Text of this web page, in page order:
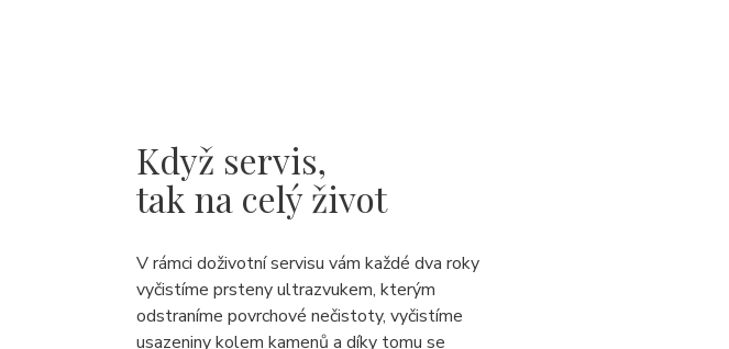
Když servis,
tak na celý život
V rámci doživotní servisu vám každé dva roky
vyčistíme prsteny ultrazvukem, kterým
odstraníme povrchové nečistoty, vyčistíme
usazeniny kolem kamenů a díky tomu se